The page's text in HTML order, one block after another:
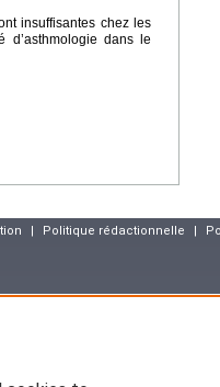
insuffisantes chez les
d’asthmologie dans le
Politique rédactionnelle
est déclaré à la CNIL, déclaration n° 1286925.